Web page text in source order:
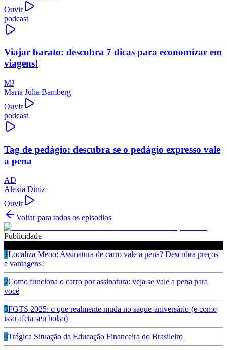
Ouvir
podcast
Viajar barato: descubra 7 dicas para economizar em
viagens!
MJ
Maria Júlia Bamberg
Ouvir
podcast
Tag de pedágio: descubra se o pedágio expresso vale
a pena
AD
Alexia Diniz
Ouvir
Voltar para todos os episodios
Publicidade
1Localiza Meoo: Assinatura de carro vale a pena? Descubra preços
e vantagens!
2Como funciona o carro por assinatura: veja se vale a pena para
você
3FGTS 2025: o que realmente muda no saque-aniversário (e como
isso afeta seu bolso)
4Trágica Situação da Educação Financeira do Brasileiro